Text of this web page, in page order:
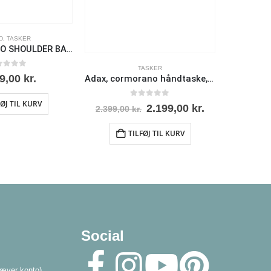
, TASKER
ADAX SALERNO SHOULDER BAG LARA
kr.
TIL KURV
TASKER
Adax, cormorano håndtaske, Elea, sort
2.399,00kr. 2.199,00 kr.
TILFØJ TIL KURV
Social